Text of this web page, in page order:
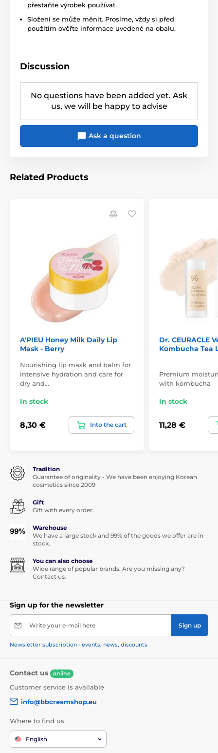
přestaňte výrobek používat.
Složení se může měnit. Prosíme, vždy si před
použitím ověřte informace uvedené na obalu.
Discussion
No questions have been added yet. Ask
us, we will be happy to advise
Ask a question
Related Products
A'PIEU Honey Milk Daily Lip
Mask - Berry
Nourishing lip mask and balm for
intensive hydration and care for
dry and…
In stock
8,30 € Into the cart
Dr. CEURACLE
Kombucha Tea
Premium
with kombucha
In stock
11,28 €
Tradition
Guarantee of originality - We have been enjoying Korean
cosmetics since 2009
Gift
Gift with every order.
Warehouse
We have a large stock and 99% of the goods we offer are in
stock.
You can also choose
Wide range of popular brands. Are you missing any?
Contact us.
Sign up for the newsletter
Write your e-mail here Sign up
Newsletter subscription - events, news, discounts
Contact us online
Customer service is available
info@bbcreamshop.eu
Where to find us
English